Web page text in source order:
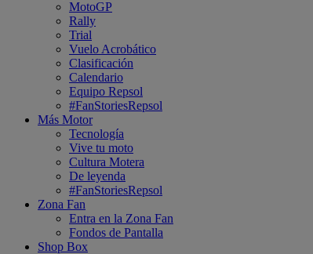
MotoGP
Rally
Trial
Vuelo Acrobático
Clasificación
Calendario
Equipo Repsol
#FanStoriesRepsol
Más Motor
Tecnología
Vive tu moto
Cultura Motera
De leyenda
#FanStoriesRepsol
Zona Fan
Entra en la Zona Fan
Fondos de Pantalla
Shop Box